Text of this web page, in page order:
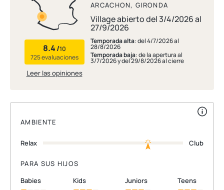
8.4 /10
725 evaluaciones
Leer las opiniones
ARCACHON, GIRONDA
Village abierto del 3/4/2026 al
27/9/2026
Temporada alta: del 4/7/2026 al
28/8/2026
Temporada baja: de la apertura al
3/7/2026 y del 29/8/2026 al cierre
AMBIENTE
Relax Club
PARA SUS HIJOS
babies
kids juniors teens